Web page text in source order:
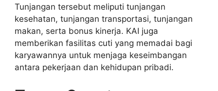
Tunjangan tersebut meliputi tunjangan
kesehatan, tunjangan transportasi, tunjangan
makan, serta bonus kinerja. KAI juga
memberikan fasilitas cuti yang memadai bagi
karyawannya untuk menjaga keseimbangan
antara pekerjaan dan kehidupan pribadi.